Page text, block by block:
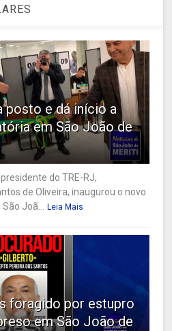
posto e dá início a
em São João de
do TRE-RJ,
de Oliveira, inaugurou o novo
Joã... Leia Mais
foragido por estupro
em São João de